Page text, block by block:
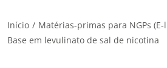
Início Matérias-primas para NGPs
Base em levulinato de sal de nicotina